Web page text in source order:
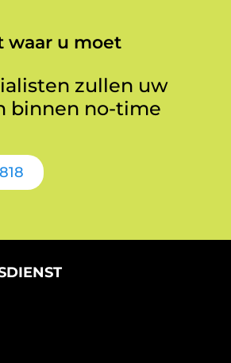
waar u moet
zullen uw
binnen no-time